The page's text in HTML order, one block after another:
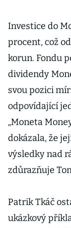
Investice do
procent, což
korun. Fondu
dividendy
svou pozici
odpovídající
„Moneta
dokázala, že
výsledky nad
zdůrazňuje
Patrik Tkáč
ukázkový